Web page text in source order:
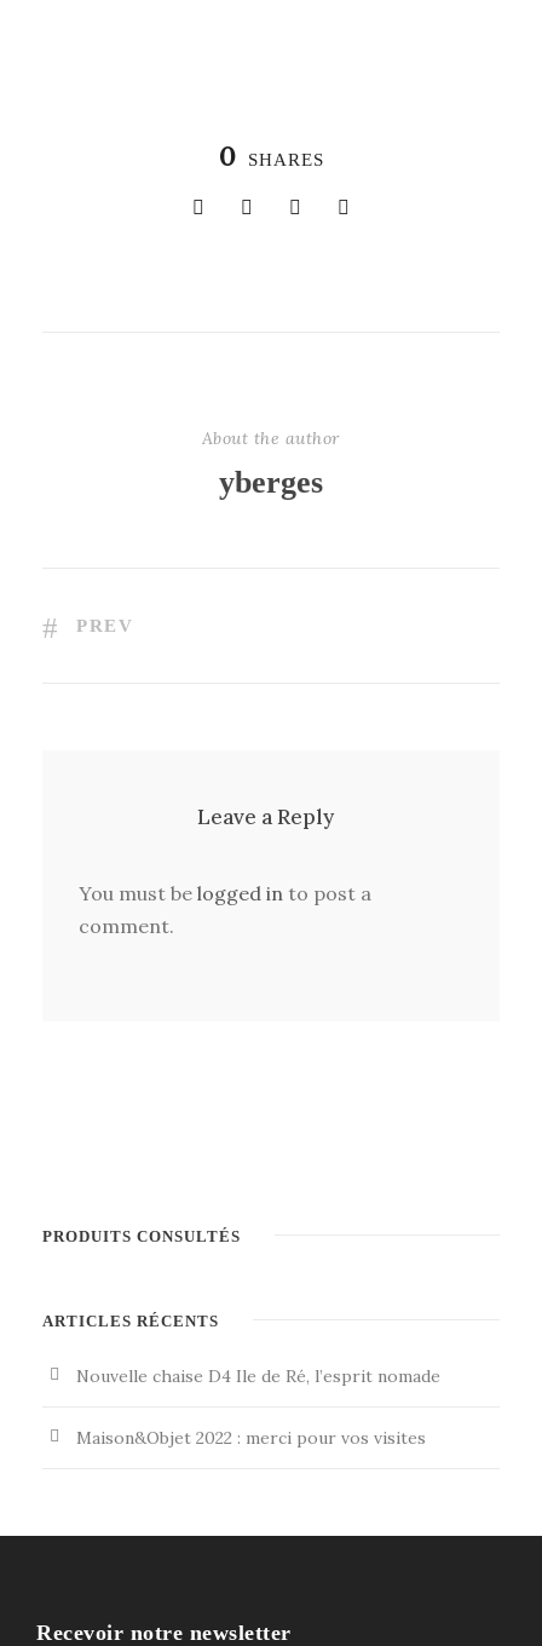
0 SHARES
About the author
yberges
PREV
Leave a Reply
You must be logged in to post a
comment.
PRODUITS CONSULTÉS
ARTICLES RÉCENTS
Nouvelle chaise D4 Ile de Ré, l’esprit nomade
Maison&Objet 2022 : merci pour vos visites
Recevoir notre newsletter